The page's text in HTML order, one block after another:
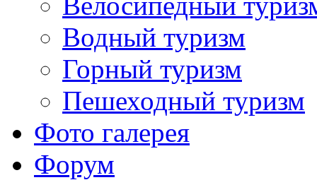
Водный туризм
Горный туризм
Пешеходный туризм
Фото галерея
Форум